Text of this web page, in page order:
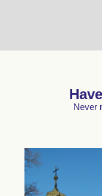
Never